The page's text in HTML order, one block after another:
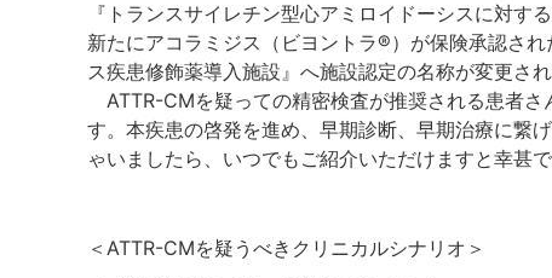
『トランスサイレチン型心アミロイドーシスに対
新たにアコラミジス（ビヨントラ®）が保険承認さ
ス疾患修飾薬導入施設』へ施設認定の名称が変更され
ATTR-CMを疑っての精密検査が推奨される患者さ
す。本疾患の啓発を進め、早期診断、早期治療に繋
ゃいましたら、いつでもご紹介いただけますと幸甚で
＜ATTR-CMを疑うべきクリニカルシナリオ＞